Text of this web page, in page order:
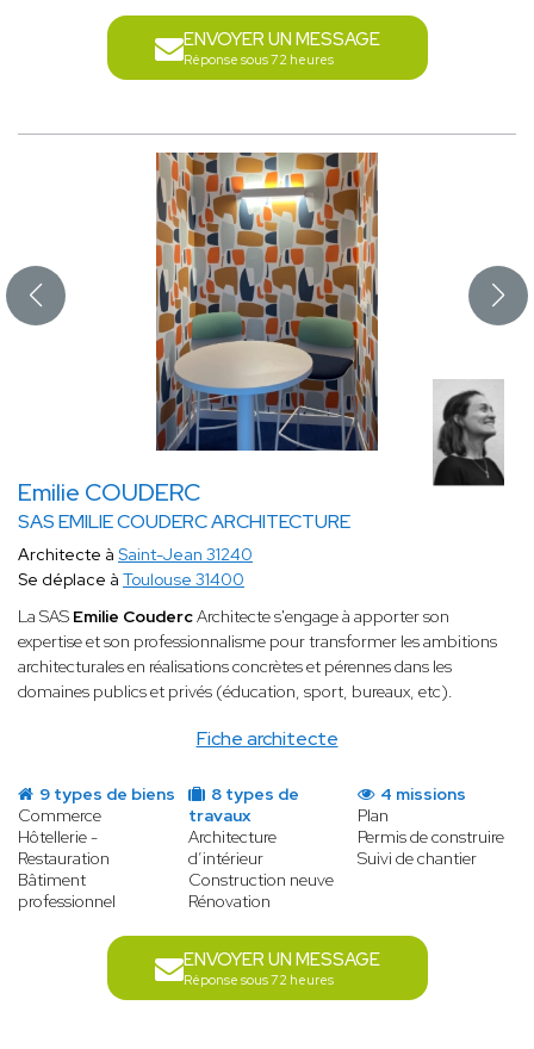
ENVOYER UN MESSAGE
Réponse sous 72 heures
Emilie COUDERC
SAS EMILIE COUDERC ARCHITECTURE
Fiche architecte
Architecte à Saint-Jean 31240
Se déplace à Toulouse 31400
La SAS Emilie CoudercArchitecte s'engage à apporter son
expertise et son professionnalisme pour transformer les ambitions
architecturales en réalisations concrètes et pérennes dans les
domaines publics et privés (éducation, sport, bureaux, etc).
9 types de biens
Commerce
Hôtellerie -
Restauration
Bâtiment
professionnel
8 types de
travaux
Architecture
d’intérieur
Construction neuve
Rénovation
4 missions
Plan
Permis de construire
Suivi de chantier
ENVOYER UN MESSAGE
Réponse sous 72 heures